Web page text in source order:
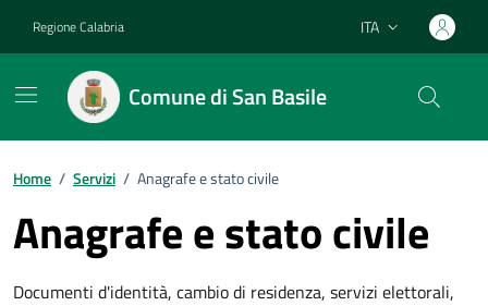
Regione Calabria Lingua attiva:
ITA
Comune di San Basile
Home / Servizi / Anagrafe e stato civile
Anagrafe e stato civile
Documenti d'identità, cambio di residenza, servizi elettorali,